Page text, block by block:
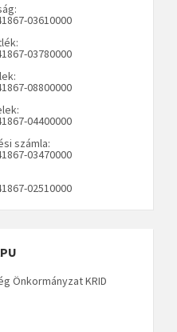
03610000
03780000
08800000
04400000
számla:
03470000
02510000
Önkormányzat KRID